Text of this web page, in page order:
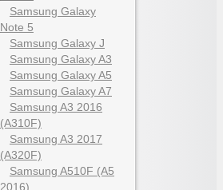
Samsung Galaxy
Note 5
Samsung Galaxy J
Samsung Galaxy A3
Samsung Galaxy A5
Samsung Galaxy A7
Samsung A3 2016
(A310F)
Samsung A3 2017
(A320F)
Samsung A510F (A5
2016)